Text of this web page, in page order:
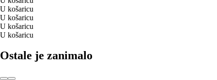
U košaricu
U košaricu
U košaricu
U košaricu
Ostale je zanimalo